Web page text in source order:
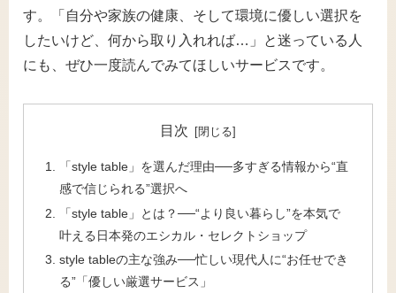
す。「自分や家族の健康、そして環境に優しい選択を
したいけど、何から取り入れれば…」と迷っている人
にも、ぜひ一度読んでみてほしいサービスです。
目次
「style table」を選んだ理由──多すぎる情報から“直
感で信じられる”選択へ
「style table」とは？──“より良い暮らし”を本気で
叶える日本発のエシカル・セレクトショップ
style tableの主な強み──忙しい現代人に“お任せでき
る”「優しい厳選サービス」